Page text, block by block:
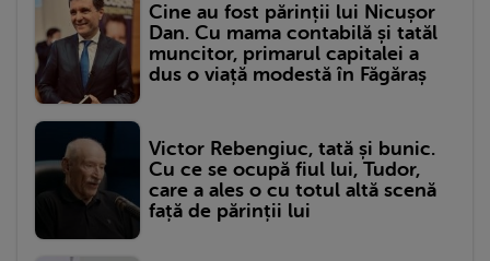
Cine au fost părinții lui Nicușor
Dan. Cu mama contabilă și tatăl
muncitor, primarul capitalei a
dus o viață modestă în Făgăraș
Victor Rebengiuc, tată și bunic.
Cu ce se ocupă fiul lui, Tudor,
care a ales o cu totul altă scenă
față de părinții lui